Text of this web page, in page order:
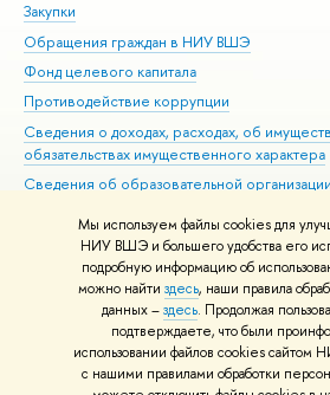
Мы используем файлы cookies для
НИУ ВШЭ и большего удобства его
подробную информацию об
можно найти здесь, наши правила
данных –здесь. Продолжая
подтверждаете, что были
использовании файлов cookies
с нашими правилами обработки
Закупки
Обращения граждан в НИУ ВШЭ
Фонд целевого капитала
Противодействие коррупции
Сведения о доходах, расходах, об
обязательствах имущественного характера
Сведения об образовательной организации
Людям с ограниченными возможностями
Единая платежная страница
Работа в Вышке
© НИУ ВШЭ 1993–2026 Адреса и контакты
материалов Политика конфиденциальности